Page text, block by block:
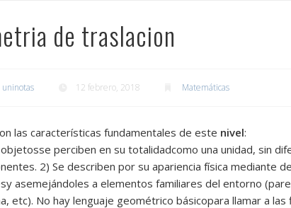
de traslacion
uninotas 12 febrero, 2018 Matemáticas
las características fundamentales de este nivel:
perciben en su totalidadcomo una unidad, sin
2) Se describen por su apariencia física mediante
asemejándoles a elementos familiares del entorno
etc). No hay lenguaje geométrico básicopara llamar a